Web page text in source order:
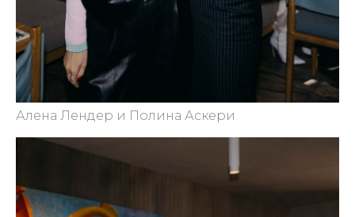
Алена Лендер и Полина Аскери